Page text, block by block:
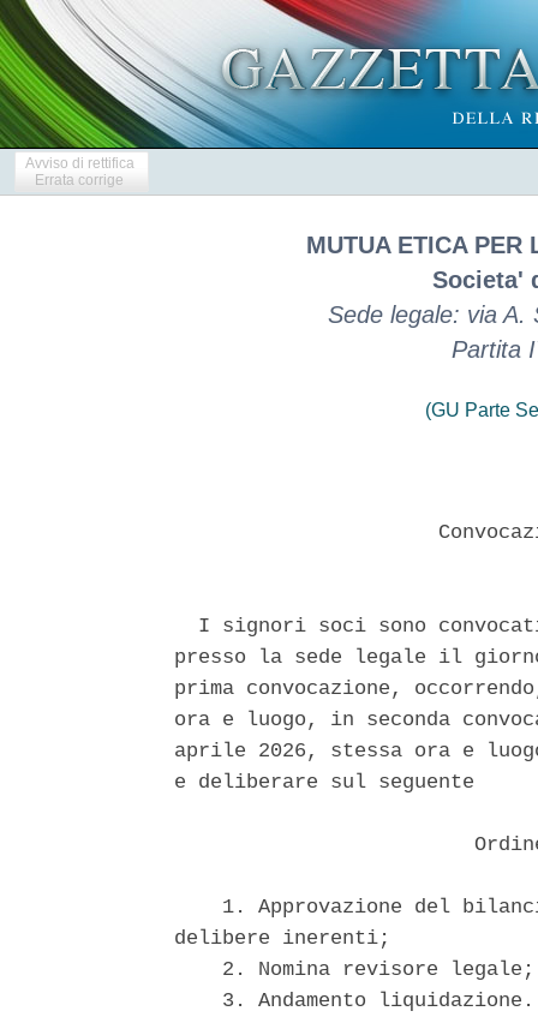
Avviso di rettifica
Errata corrige
MUTUA ETICA PER
Societa'
Sede legale: via A.
Partita
(GU Parte
I signori soci sono
presso la sede legale il
prima convocazione,
ora e luogo, in seconda
aprile 2026, stessa ora e
e deliberare sul seguente
1. Approvazione del
delibere inerenti;
2. Nomina revisore
3. Andamento